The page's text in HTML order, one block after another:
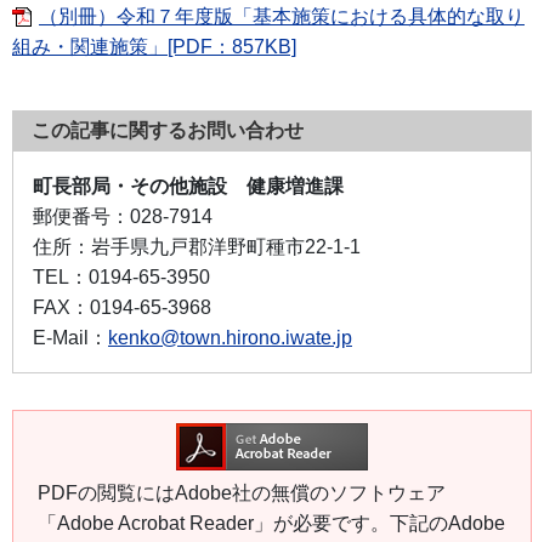
（別冊）令和７年度版「基本施策における具体的な取り
組み・関連施策」[PDF：857KB]
この記事に関するお問い合わせ
町長部局・その他施設 健康増進課
郵便番号： 028-7914
住所： 岩手県九戸郡洋野町種市22-1-1
TEL： 0194-65-3950
FAX： 0194-65-3968
E-Mail： kenko@town.hirono.iwate.jp
PDFの閲覧にはAdobe社の無償のソフトウェア
「Adobe Acrobat Reader」が必要です。下記のAdobe